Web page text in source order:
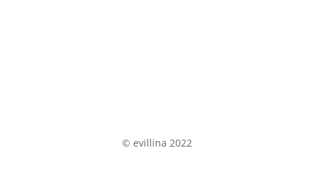
© evillina 2022